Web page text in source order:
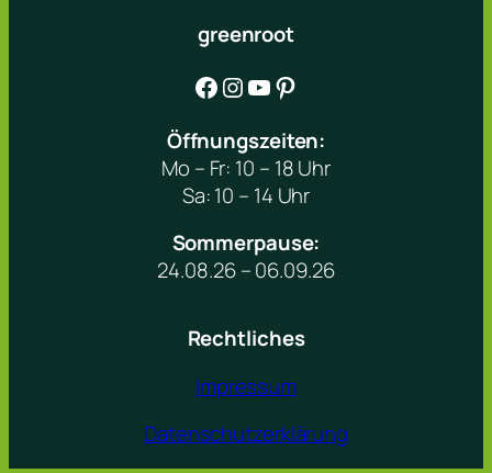
greenroot
Facebook Instagram YouTube Pinterest
Öffnungszeiten:
Mo – Fr: 10 – 18 Uhr
Sa: 10 – 14 Uhr
Sommerpause:
24.08.26 – 06.09.26
Rechtliches
Impressum
Datenschutzerklärung